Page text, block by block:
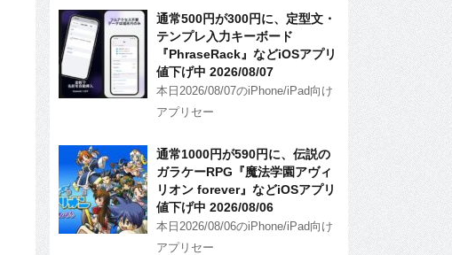
通常500円が300円に、定型文・
テンプレ入力キーボード
『PhraseRack』などiOSアプリ
値下げ中 2026/08/07
本日2026/08/07のiPhone/iPad向け
アプリセー
通常1000円が590円に、伝説の
ガラケーRPG『魔法学園アヴィ
リオン forever』などiOSアプリ
値下げ中 2026/08/06
本日2026/08/06のiPhone/iPad向け
アプリセー